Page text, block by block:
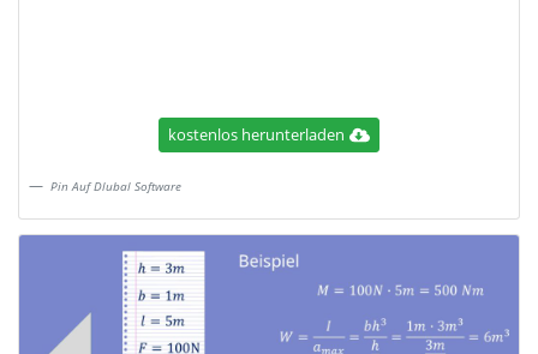
kostenlos herunterladen
Pin Auf Dlubal Software